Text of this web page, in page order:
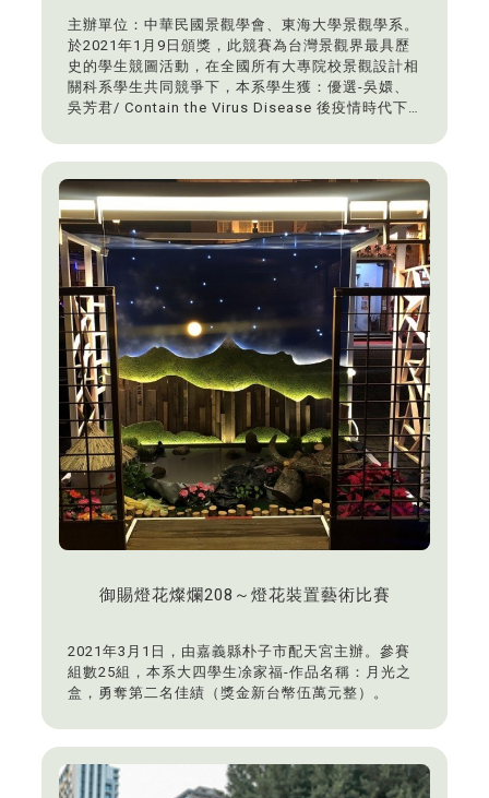
主辦單位：中華民國景觀學會、東海大學景觀學系。
於2021年1月9日頒獎，此競賽為台灣景觀界最具歷
史的學生競圖活動，在全國所有大專院校景觀設計相
關科系學生共同競爭下，本系學生獲：優選-吳嬛、
吳芳君/ Contain the Virus Disease 後疫情時代下
其鴻、陳煜任/ 動力記憶發電廠-電廠地景的空間轉
驛站-台中潭子車站場域文化再造，指導教師：林秦
立。
御賜燈花燦爛208～燈花裝置藝術比賽
2021年3月1日，由嘉義縣朴子市配天宮主辦。參賽
組數25組，本系大四學生凃家福-作品名稱：月光之
盒，勇奪第二名佳績（獎金新台幣伍萬元整）。